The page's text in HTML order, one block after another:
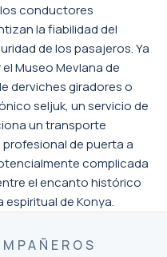
conductores
la fiabilidad del
de los pasajeros. Ya
Museo Mevlana de
derviches giradores o
seljuk, un servicio de
un transporte
de puerta a
complicada
el encanto histórico
de Konya.